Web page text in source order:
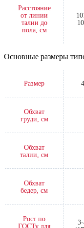
Расстояние
от линии
талии до
пола, см
Основные размеры
Размер
Обхват
груди, см
Обхват
талии, см
Обхват
бедер, см
Рост по
ГОСТу для